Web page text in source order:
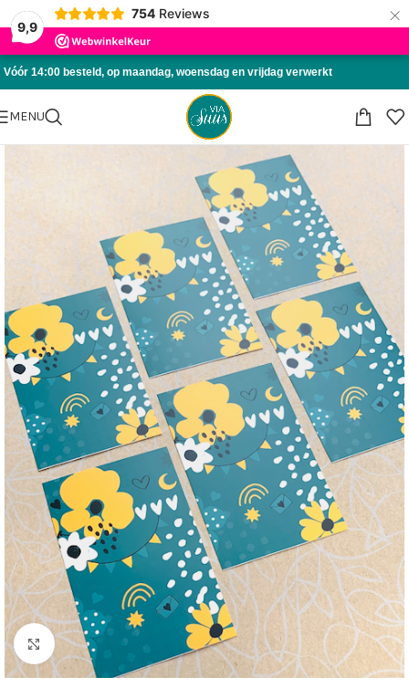
9,9
754 Reviews ×
Skip to navigation
Skip to main content
Vóór 14:00 besteld, op maandag, woensdag en vrijdag verwerkt
MENU
Click to enlarge